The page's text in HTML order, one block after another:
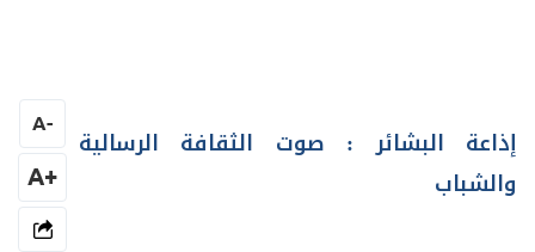
إذاعة البشائر : صوت الثقافة الرسالية
والشباب
-
A
+A